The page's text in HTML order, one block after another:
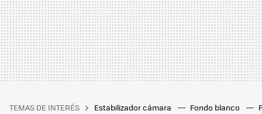
TEMAS DE INTERÉS Estabilizador cámara Fondo blanco